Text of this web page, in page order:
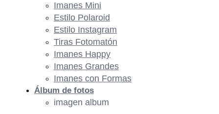
Imanes Mini
Estilo Polaroid
Estilo Instagram
Tiras Fotomatón
Imanes Happy
Imanes Grandes
Imanes con Formas
Álbum de fotos
imagen album